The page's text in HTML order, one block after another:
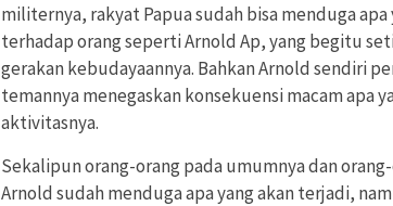
militernya, rakyat Papua sudah bisa menduga
terhadap orang seperti Arnold Ap, yang begitu
gerakan kebudayaannya. Bahkan Arnold sendiri
temannya menegaskan konsekuensi macam apa
aktivitasnya.
Sekalipun orang-orang pada umumnya dan
Arnold sudah menduga apa yang akan terjadi,